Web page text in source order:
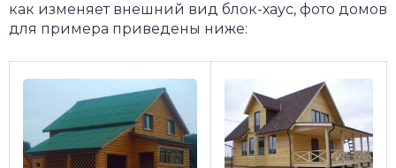
как изменяет внешний вид блок-хаус, фото домов
для примера приведены ниже: